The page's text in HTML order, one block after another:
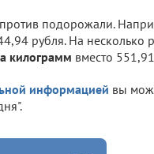
подорожали.
рубля. На несколько
килограмм вместо
информацией вы